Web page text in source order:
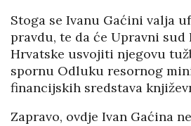
Stoga se Ivanu Gaćini valja
pravdu, te da će Upravni sud
Hrvatske usvojiti njegovu
spornu Odluku resornog
financijskih sredstava
Zapravo, ovdje Ivan Gaćina